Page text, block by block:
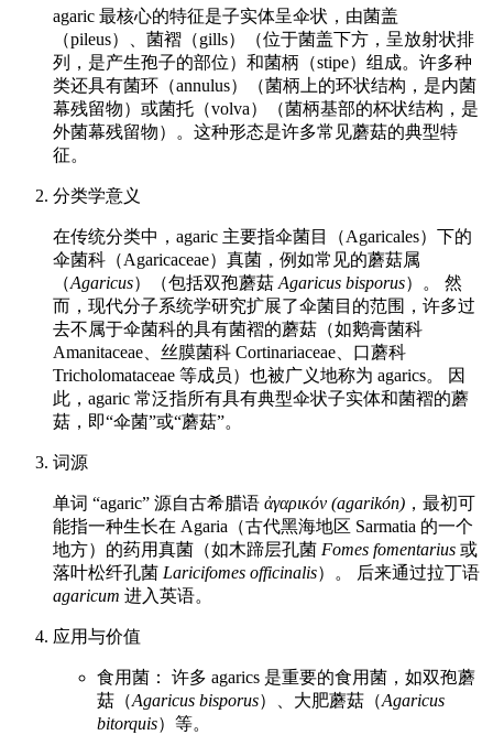
agaric 最核心的特征是子实体呈伞状，由菌盖
（pileus）、菌褶（gills）（位于菌盖下方，呈放射状排
列，是产生孢子的部位）和菌柄（stipe）组成。许多种
类还具有菌环（annulus）（菌柄上的环状结构，是内菌
幕残留物）或菌托（volva）（菌柄基部的杯状结构，是
外菌幕残留物）。这种形态是许多常见蘑菇的典型特
征。
分类学意义
在传统分类中，agaric 主要指伞菌目（Agaricales）下的
伞菌科（Agaricaceae）真菌，例如常见的蘑菇属
（Agaricus）（包括双孢蘑菇 Agaricus bisporus）。 然
而，现代分子系统学研究扩展了伞菌目的范围，许多过
去不属于伞菌科的具有菌褶的蘑菇（如鹅膏菌科
Amanitaceae、丝膜菌科 Cortinariaceae、口蘑科
Tricholomataceae 等成员）也被广义地称为 agarics。 因
此，agaric 常泛指所有具有典型伞状子实体和菌褶的蘑
菇，即“伞菌”或“蘑菇”。
词源
单词 “agaric” 源自古希腊语 ἀγαρικόν (agarikón) ，最初可
能指一种生长在 Agaria（古代黑海地区 Sarmatia 的一个
地方）的药用真菌（如木蹄层孔菌 Fomes fomentarius 或
落叶松纤孔菌 Laricifomes officinalis）。 后来通过拉丁语
agaricum 进入英语。
应用与价值
食用菌： 许多 agarics 是重要的食用菌，如双孢蘑
菇（Agaricus bisporus）、大肥蘑菇（Agaricus
bitorquis）等。